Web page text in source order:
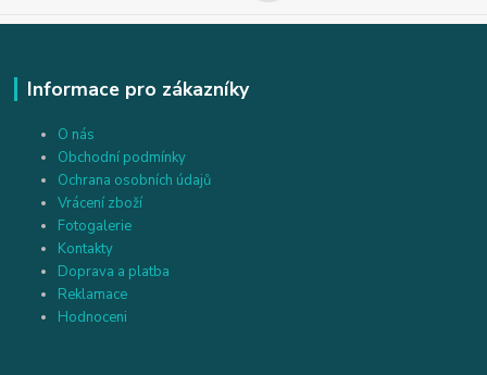
Informace pro zákazníky
O nás
Obchodní podmínky
Ochrana osobních údajů
Vrácení zboží
Fotogalerie
Kontakty
Doprava a platba
Reklamace
Hodnoceni